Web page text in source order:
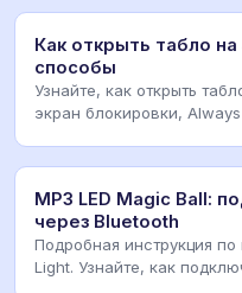
Как открыть табло
способы
Узнайте, как открыть
экран блокировки,
MP3 LED Magic Ball:
через Bluetooth
Подробная инструкция по
Light. Узнайте, как